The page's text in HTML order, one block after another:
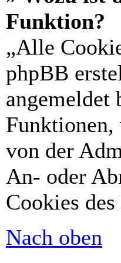
Funktion?
„Alle
phpBB
angemeldet
Funktionen,
von der
An- oder
Cookies
Nach oben